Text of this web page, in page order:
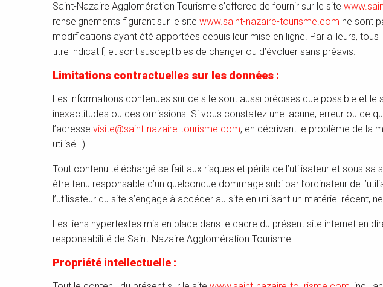
Saint-Nazaire Agglomération Tourisme s’efforce de fournir sur le site
renseignements figurant sur le site www.saint-nazaire-tourisme.com ne sont
modifications ayant été apportées depuis leur mise en ligne. Par ailleurs,
titre indicatif, et sont susceptibles de changer ou d’évoluer sans préavis.
Limitations contractuelles sur les données :
Les informations contenues sur ce site sont aussi précises que possible et
inexactitudes ou des omissions. Si vous constatez une lacune, erreur ou ce
l’adresse visite@saint-nazaire-tourisme.com, en décrivant le problème de la
utilisé…).
Tout contenu téléchargé se fait aux risques et périls de l’utilisateur et sous
être tenu responsable d’un quelconque dommage subi par l’ordinateur de
l’utilisateur du site s’engage à accéder au site en utilisant un matériel
Les liens hypertextes mis en place dans le cadre du présent site internet en
responsabilité de Saint-Nazaire Agglomération Tourisme.
Propriété intellectuelle :